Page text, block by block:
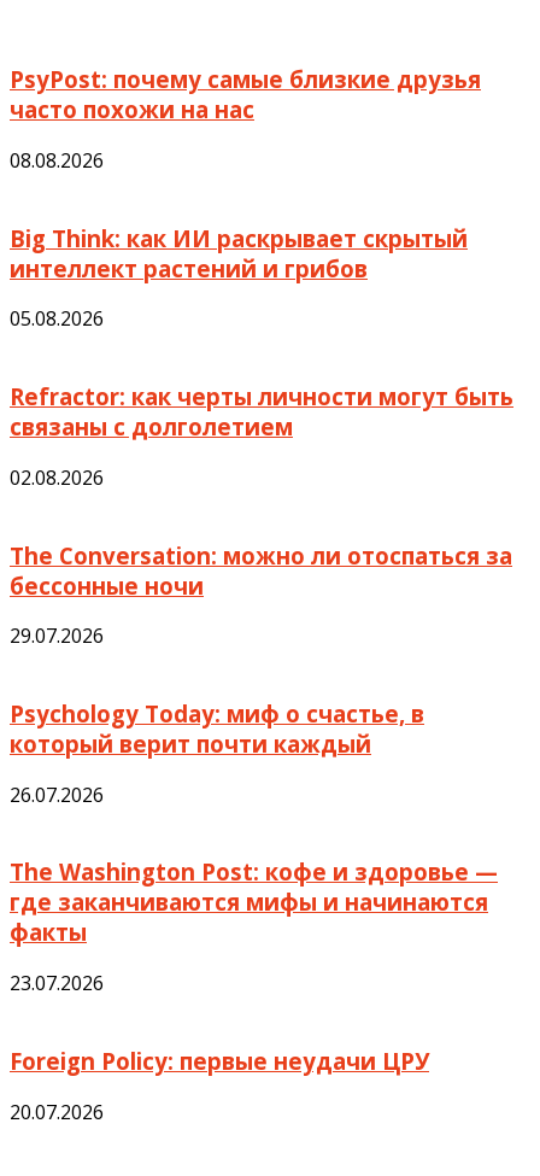
PsyPost: почему самые близкие друзья
часто похожи на нас
08.08.2026
Big Think: как ИИ раскрывает скрытый
интеллект растений и грибов
05.08.2026
Refractor: как черты личности могут быть
связаны с долголетием
02.08.2026
The Conversation: можно ли отоспаться за
бессонные ночи
29.07.2026
Psychology Today: миф о счастье, в
который верит почти каждый
26.07.2026
The Washington Post: кофе и здоровье —
где заканчиваются мифы и начинаются
факты
23.07.2026
Foreign Policy: первые неудачи ЦРУ
20.07.2026